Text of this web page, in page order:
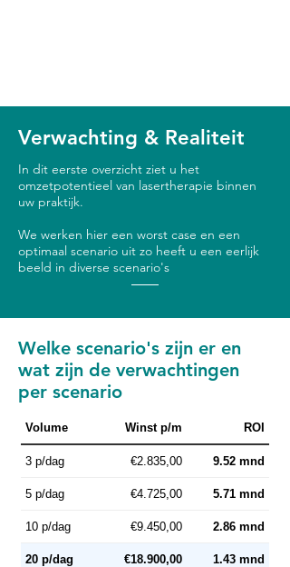
Verwachting & Realiteit
In dit eerste overzicht ziet u het
omzetpotentieel van lasertherapie binnen
uw praktijk.
We werken hier een worst case en een
optimaal scenario uit zo heeft u een eerlijk
beeld in diverse scenario's
Welke scenario's zijn er en
wat zijn de verwachtingen
per scenario
Volume Winst p/m ROI
3 p/dag €2.835,00 9.52 mnd
5 p/dag €4.725,00 5.71 mnd
10 p/dag €9.450,00 2.86 mnd
20 p/dag €18.900,00 1.43 mnd